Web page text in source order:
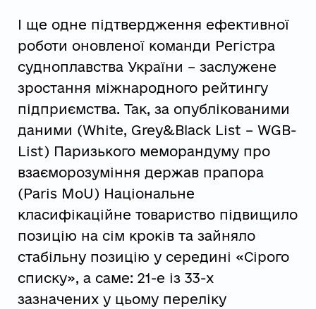
І ще одне підтвердження ефективної
роботи оновленої команди Регістра
судноплавства України – заслужене
зростання міжнародного рейтингу
підприємства. Так, за опублікованими
даними (White, Grey&Black List – WGB-
List) Паризького меморандуму про
взаєморозуміння держав прапора
(Paris MoU) Національне
класифікаційне товариство підвищило
позицію на сім кроків та зайняло
стабільну позицію у середині «Сірого
списку», а саме: 21-е із 33-х
зазначених у цьому переліку